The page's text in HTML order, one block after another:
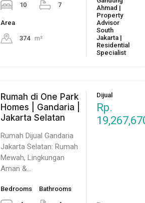
10 7
Area
374 m²
Ahmad |
Property
Advisor
South
Jakarta |
Residential
Specialist
Rumah di One Park
Homes | Gandaria |
Jakarta Selatan
Rumah Dijual Gandaria
Jakarta Selatan: Rumah
Mewah, Lingkungan
Aman &…
Bedrooms Bathrooms
Dijual
Rp.